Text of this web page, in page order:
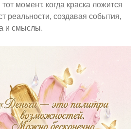
момент, когда краска ложится
реальности, создавая события,
и смыслы.